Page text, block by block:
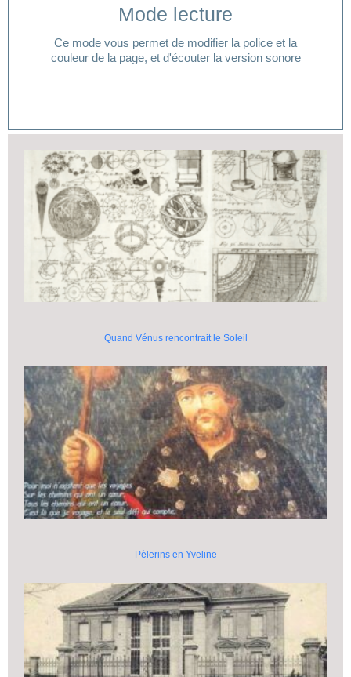
Mode lecture
Ce mode vous permet de modifier la police et la
couleur de la page, et d'écouter la version sonore
Vous avez besoin d'aide pour accéder à votre mode
Quand Vénus rencontrait le Soleil
Pèlerins en Yveline